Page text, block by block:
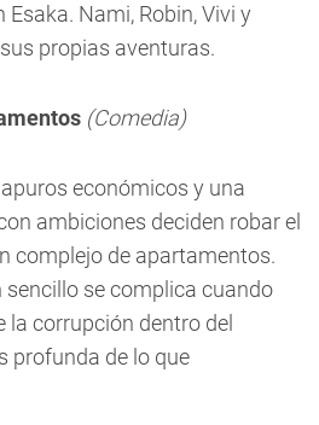
Esaka. Nami, Robin, Vivi y
propias aventuras.
(Comedia)
económicos y una
ambiciones deciden robar el
complejo de apartamentos.
sencillo se complica cuando
la corrupción dentro del
profunda de lo que